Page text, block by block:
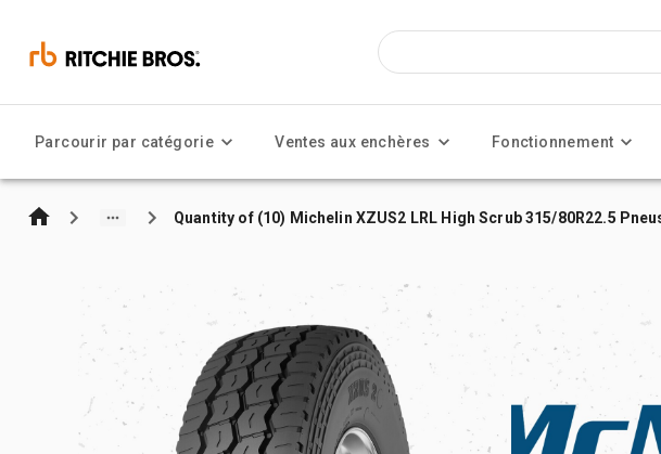
Parcourir par catégorie Ventes aux enchères Fonctionnement
Quantity of (10) Michelin XZUS2 LRL High Scrub 315/80R22.5